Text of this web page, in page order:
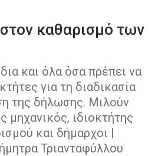
καθαρισμό των
και όλα όσα πρέπει να
για τη διαδικασία
της δήλωσης. Μιλούν
μηχανικός, ιδιοκτήτης
και δήμαρχοι |
Τριανταφύλλου